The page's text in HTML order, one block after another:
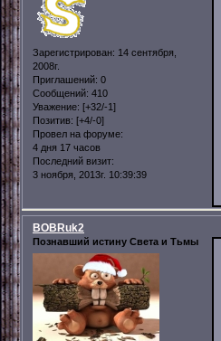
Зарегистрирован: 14 сентября,
2008г.
Приглашений: 0
Сообщений: 410
Уважение: [+32/-1]
Позитив: [+4/-0]
Провел на форуме:
4 дня 17 часов
Последний визит:
3 ноября, 2013г. 10:39:39
BOBRuk2
Познавший истину Света и Тьмы